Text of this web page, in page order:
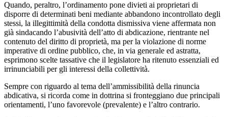
Quando, peraltro, l’ordinamento pone divieti ai proprietari di
disporre di determinati beni mediante abbandono incontrollato degli
stessi, la illegittimità della condotta dismissiva viene affermata non
già sindacando l’abusività dell’atto di abdicazione, rientrante nel
contenuto del diritto di proprietà, ma per la violazione di norme
imperative di ordine pubblico, che, in via generale ed astratta,
esprimono scelte tassative che il legislatore ha ritenuto essenziali ed
irrinunciabili per gli interessi della collettività.
Sempre con riguardo al tema dell’ammissibilità della rinuncia
abdicativa, si ricorda come in dottrina si fronteggiano due principali
orientamenti, l’uno favorevole (prevalente) e l’altro contrario.